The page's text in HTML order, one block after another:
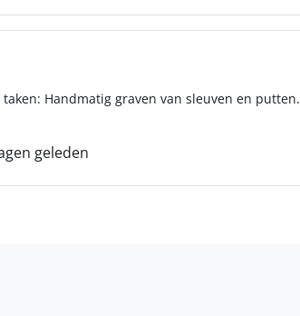
Handmatig graven van sleuven en putten.
geleden